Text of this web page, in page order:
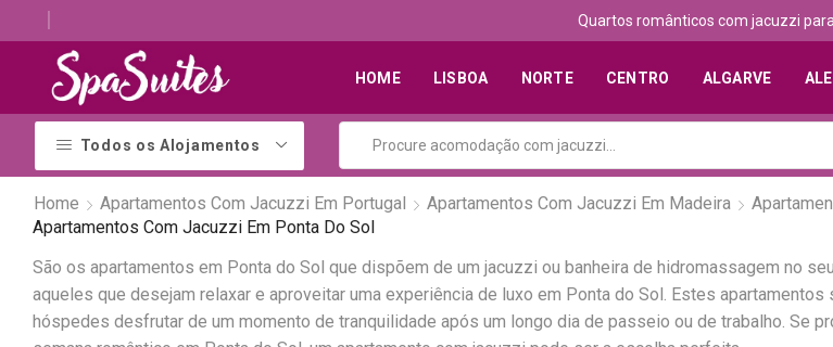
Quartos românticos com jacuzzi
HOME LISBOA NORTE CENTRO ALGARVE
Todos os Alojamentos
Home Apartamentos Com Jacuzzi Em Portugal Apartamentos Com Jacuzzi Em Madeira
Apartamentos Com Jacuzzi Em Ponta Do Sol
São os apartamentos em Ponta do Sol que dispõem de um jacuzzi ou banheira de hidromassagem no
aqueles que desejam relaxar e aproveitar uma experiência de luxo em Ponta do Sol. Estes
hóspedes desfrutar de um momento de tranquilidade após um longo dia de passeio ou de trabalho. Se